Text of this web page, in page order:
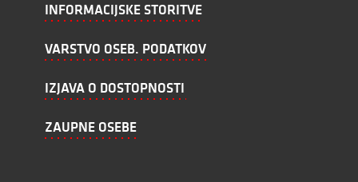
INFORMACIJSKE STORITVE
VARSTVO OSEB. PODATKOV
IZJAVA O DOSTOPNOSTI
ZAUPNE OSEBE